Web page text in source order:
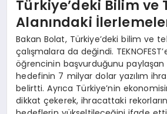
Türkiye’deki Bilim ve
Alanındaki
Bakan Bolat, Türkiye’deki bilim ve
çalışmalara da değindi.
öğrencinin başvurduğunu paylaşan
hedefinin 7 milyar dolar yazılım
belirtti. Ayrıca Türkiye’nin
dikkat çekerek, ihracattaki rekorların